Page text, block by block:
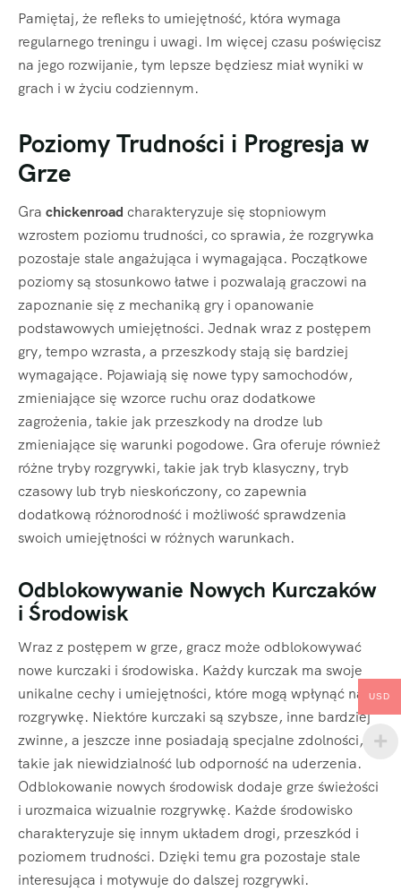
Pamiętaj, że refleks to umiejętność, która wymaga
regularnego treningu i uwagi. Im więcej czasu poświęcisz
na jego rozwijanie, tym lepsze będziesz miał wyniki w
grach i w życiu codziennym.
Poziomy Trudności i Progresja w
Grze
Gra chickenroad charakteryzuje się stopniowym
wzrostem poziomu trudności, co sprawia, że rozgrywka
pozostaje stale angażująca i wymagająca. Początkowe
poziomy są stosunkowo łatwe i pozwalają graczowi na
zapoznanie się z mechaniką gry i opanowanie
podstawowych umiejętności. Jednak wraz z postępem
gry, tempo wzrasta, a przeszkody stają się bardziej
wymagające. Pojawiają się nowe typy samochodów,
zmieniające się wzorce ruchu oraz dodatkowe
zagrożenia, takie jak przeszkody na drodze lub
zmieniające się warunki pogodowe. Gra oferuje również
różne tryby rozgrywki, takie jak tryb klasyczny, tryb
czasowy lub tryb nieskończony, co zapewnia
dodatkową różnorodność i możliwość sprawdzenia
swoich umiejętności w różnych warunkach.
Odblokowywanie Nowych Kurczaków
i Środowisk
Wraz z postępem w grze, gracz może odblokowywać
nowe kurczaki i środowiska. Każdy kurczak ma swoje
unikalne cechy i umiejętności, które mogą wpłynąć na
rozgrywkę. Niektóre kurczaki są szybsze, inne bardziej
zwinne, a jeszcze inne posiadają specjalne zdolności,
takie jak niewidzialność lub odporność na uderzenia.
Odblokowanie nowych środowisk dodaje grze świeżości
i urozmaica wizualnie rozgrywkę. Każde środowisko
charakteryzuje się innym układem drogi, przeszkód i
poziomem trudności. Dzięki temu gra pozostaje stale
interesująca i motywuje do dalszej rozgrywki.
USD